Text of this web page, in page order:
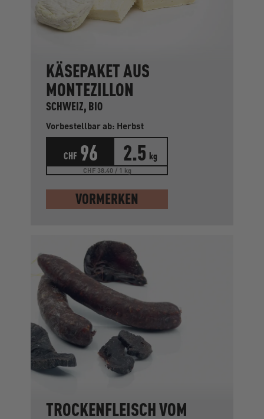
KÄSEPAKET AUS
MONTEZILLON
SCHWEIZ, BIO
Vorbestellbar ab: Herbst
CHF 96 2.5 kg
CHF 38.40 / 1 kg
VORMERKEN
TROCKENFLEISCH VOM